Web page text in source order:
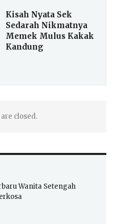
Kisah Nyata Sek
Sedarah Nikmatnya
Memek Mulus Kakak
Kandung
closed.
Wanita Setengah